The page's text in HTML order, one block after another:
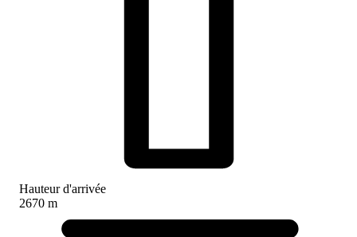
Hauteur d'arrivée
2670 m